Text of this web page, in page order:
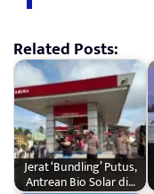
Related Posts:
Jerat ‘Bundling’ Putus,
Antrean Bio Solar di…